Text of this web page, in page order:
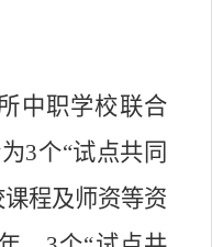
中职学校联合
3个“试点共同
程及师资等资